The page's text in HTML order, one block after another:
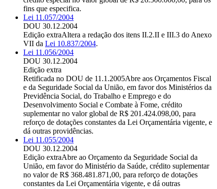
fins que especifica.
Lei 11.057/2004
DOU 30.12.2004
Edição extraAltera a redação dos itens II.2.II e III.3 do Anexo
VII da Lei 10.837/2004.
Lei 11.056/2004
DOU 30.12.2004
Edição extra
Retificada no DOU de 11.1.2005Abre aos Orçamentos Fiscal
e da Seguridade Social da União, em favor dos Ministérios da
Previdência Social, do Trabalho e Emprego e do
Desenvolvimento Social e Combate à Fome, crédito
suplementar no valor global de R$ 201.424.098,00, para
reforço de dotações constantes da Lei Orçamentária vigente, e
dá outras providências.
Lei 11.055/2004
DOU 30.12.2004
Edição extraAbre ao Orçamento da Seguridade Social da
União, em favor do Ministério da Saúde, crédito suplementar
no valor de R$ 368.481.871,00, para reforço de dotações
constantes da Lei Orçamentária vigente, e dá outras